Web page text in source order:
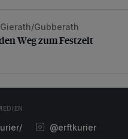
Weg zum Festzelt
Gubberath
Weg zum Festzelt
@erftkurier